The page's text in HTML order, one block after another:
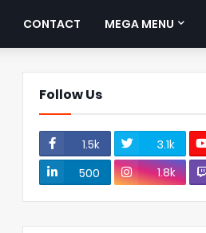
CONTACT MEGA MENU
Follow Us
1.5k 3.1k
500
1.8k